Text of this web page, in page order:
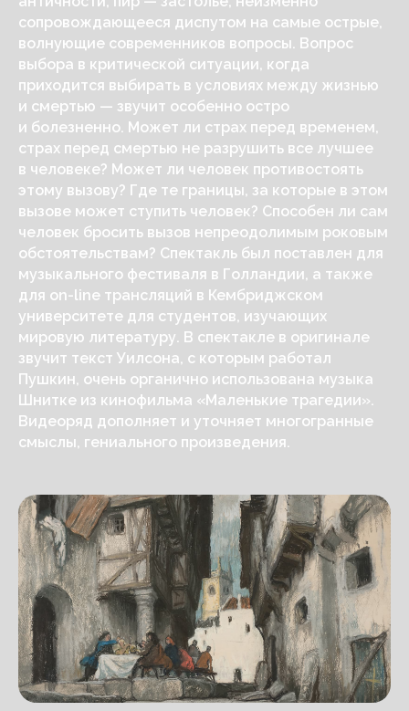
сопровождающееся диспутом на самые острые,
волнующие современников вопросы. Вопрос
выбора в критической ситуации, когда
приходится выбирать в условиях между жизнью
и смертью — звучит особенно остро
и болезненно. Может ли страх перед временем,
страх перед смертью не разрушить все лучшее
в человеке? Может ли человек противостоять
этому вызову? Где те границы, за которые в этом
вызове может ступить человек? Способен ли сам
человек бросить вызов непреодолимым роковым
обстоятельствам? Спектакль был поставлен для
музыкального фестиваля в Голландии, а также
для on-line трансляций в Кембриджском
университете для студентов, изучающих
мировую литературу. В спектакле в оригинале
звучит текст Уилсона, с которым работал
Пушкин, очень органично использована музыка
Шнитке из кинофильма «Маленькие трагедии».
Видеоряд дополняет и уточняет многогранные
смыслы, гениального произведения.